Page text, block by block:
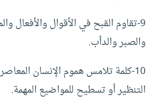
9-تقاوم القبح في الأقوال والأفعال
والصبر والدأب.
10-كلمة تلامس هموم الإنسان
التنظير أو تسطيح للمواضيع المهمة.